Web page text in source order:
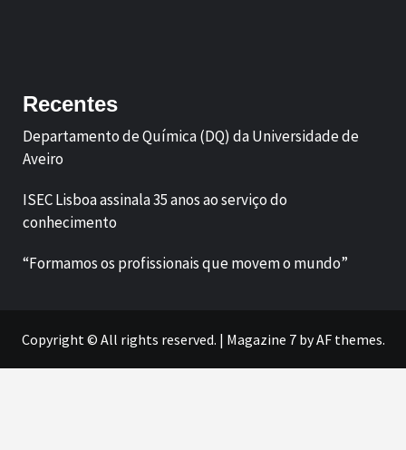
Recentes
Departamento de Química (DQ) da Universidade de
Aveiro
ISEC Lisboa assinala 35 anos ao serviço do
conhecimento
“Formamos os profissionais que movem o mundo”
Copyright © All rights reserved. | Magazine 7by AF themes.